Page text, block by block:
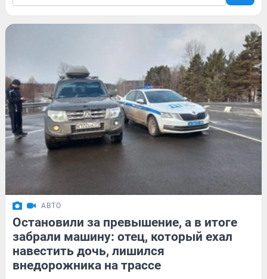
АВТО
Остановили за превышение, а в итоге
забрали машину: отец, который ехал
навестить дочь, лишился
внедорожника на трассе